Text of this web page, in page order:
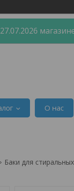
27.07.2026
О нас
Баки для